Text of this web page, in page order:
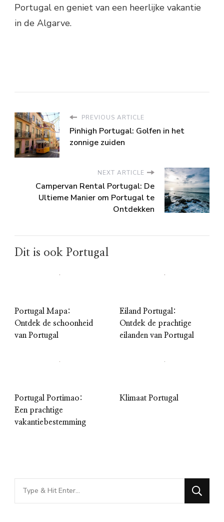
Portugal en geniet van een heerlijke vakantie
in de Algarve.
PREVIOUS ARTICLE
Pinhigh Portugal: Golfen in het
zonnige zuiden
NEXT ARTICLE
Campervan Rental Portugal: De
Ultieme Manier om Portugal te
Ontdekken
Dit is ook Portugal
Portugal Mapa:
Ontdek de schoonheid
van Portugal
Eiland Portugal:
Ontdek de prachtige
eilanden van Portugal
Portugal Portimao:
Een prachtige
vakantiebestemming
Klimaat Portugal
Looking
for